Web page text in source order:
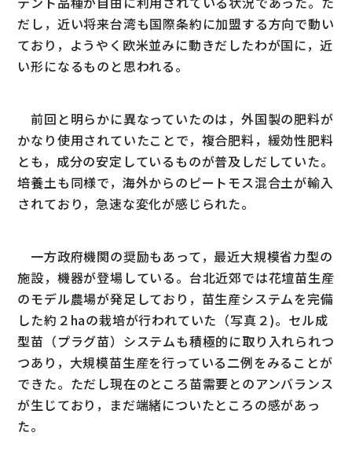
だし，近い将来台湾も国際条約に加盟する方向で動い
ており，ようやく欧米並みに動きだしたわが国に，近
い形になるものと思われる。
前回と明らかに異なっていたのは，外国製の肥料が
かなり使用されていたことで，複合肥料，緩効性肥料
とも，成分の安定しているものが普及しだしていた。
培養土も同様で，海外からのピートモス混合土が輸入
されており，急速な変化が感じられた。
一方政府機関の奨励もあって，最近大規模省力型の
施設，機器が登場している。台北近郊では花壇苗生産
のモデル農場が発足しており，苗生産システムを完備
した約２haの栽培が行われていた（写真２)。セル成
型苗（プラグ苗）システムも積極的に取り入れられつ
つあり，大規模苗生産を行っている二例をみることが
できた。ただし現在のところ苗需要とのアンバランス
が生じており，まだ端緒についたところの感があっ
た。